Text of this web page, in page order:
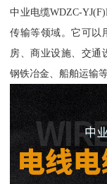
中业电缆WDZC-
传输等领域。它可以
房、商业设施、交通
钢铁冶金、船舶运输